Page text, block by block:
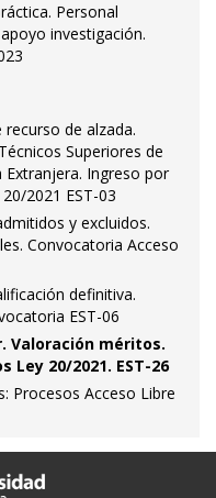
Personal
investigación.
de alzada.
Superiores de
Ingreso por
2021 EST-03
y excluidos.
Convocatoria Acceso
definitiva.
EST-06
Valoración méritos.
20/2021. EST-26
Procesos Acceso Libre